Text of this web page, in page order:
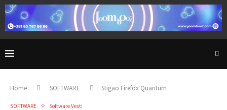
Home SOFTWARE Stigao Firefox Quantum
SOFTWARE Software Vesti